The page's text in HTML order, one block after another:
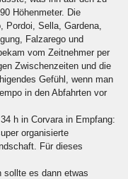
Höhenmeter. Die
Pordoi, Sella, Gardena,
Falzarego und
vom Zeitnehmer per
Zwischenzeiten und die
Gefühl, wenn man
in den Abfahrten vor
h in Corvara in Empfang:
organisierte
Für dieses
sollte es dann etwas